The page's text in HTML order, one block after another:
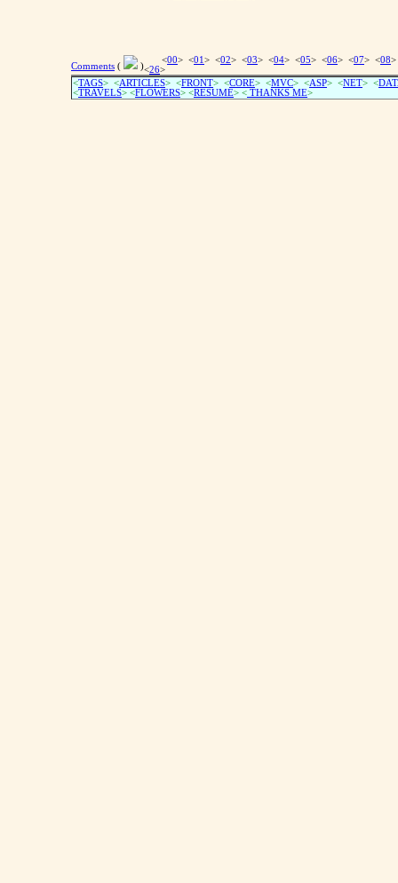
Comments ( )
<00> <01 > <02> <03> <04> <05> <06> <07> <08
<26>
<TAGS> <ARTICLES> <FRONT> <CORE> <MVC> <ASP> <NET> <
<TRAVELS> <FLOWERS> <RESUME> < THANKS ME>